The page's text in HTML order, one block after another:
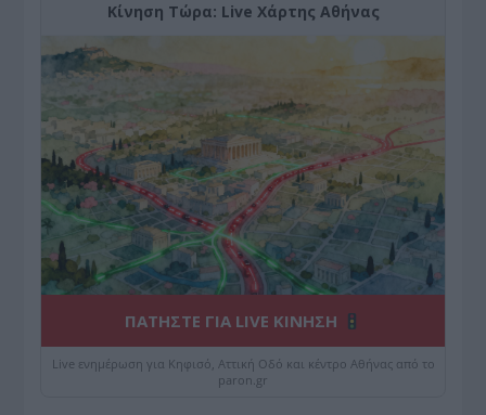
Κίνηση Τώρα: Live Χάρτης Αθήνας
ΠΑΤΗΣΤΕ ΓΙΑ LIVE ΚΙΝΗΣΗ
Live ενημέρωση για Κηφισό, Αττική Οδό και κέντρο Αθήνας από το
paron.gr